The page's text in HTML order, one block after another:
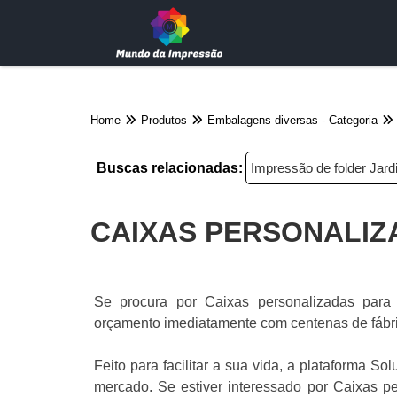
Home Produtos Embalagens diversas - Categoria
Buscas relacionadas: Impressão de folder
CAIXAS
Se procura por Caixas personalizadas
orçamento imediatamente com centenas de
Feito para facilitar a sua vida, a plataforma
mercado. Se estiver interessado por Caixas